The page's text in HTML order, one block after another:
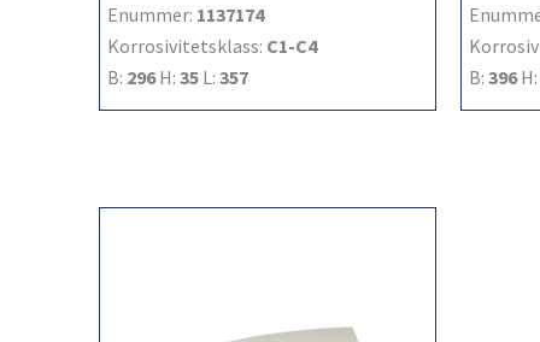
Enummer: 1137174
Korrosivitetsklass: C1-C4
B: 296H: 35 L: 357
B: 396H: